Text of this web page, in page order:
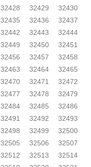
32428 32429
32430
32435 32436
32437
32442 32443
32444
32449 32450
32451
32456 32457
32458
32463 32464
32465
32470 32471
32472
32477 32478
32479
32484 32485
32486
32491 32492
32493
32498 32499
32500
32505 32506
32507
32512 32513
32514